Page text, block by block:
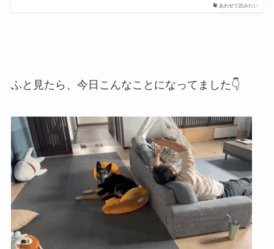
あわせて読みたい
ふと見たら、今日こんなことになってました👇